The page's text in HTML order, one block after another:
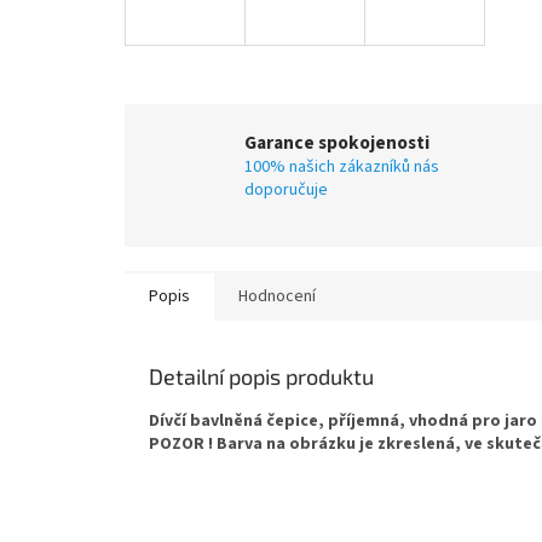
Garance spokojenosti
100% našich zákazníků nás
doporučuje
Popis Hodnocení
Detailní popis produktu
Dívčí bavlněná čepice, příjemná, vhodná pro
POZOR ! Barva na obrázku je zkreslená, ve